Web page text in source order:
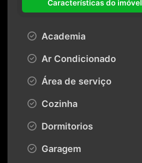
Características do imóvel
Academia
Ar Condicionado
Área de serviço
Cozinha
Dormitorios
Garagem